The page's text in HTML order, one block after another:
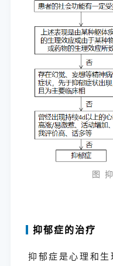
图
抑郁症的治疗
抑郁症是心理和